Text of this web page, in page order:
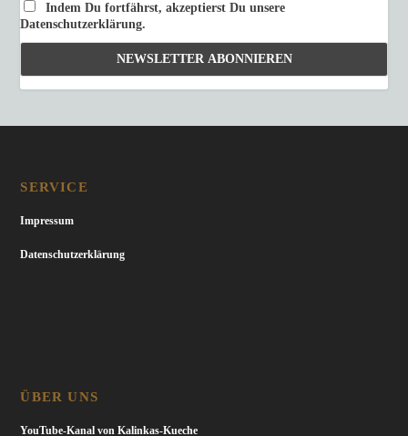
Indem Du fortfährst, akzeptierst Du unsere
Datenschutzerklärung.
SERVICE
Impressum
Datenschutzerklärung
ÜBER UNS
YouTube-Kanal von Kalinkas-Kueche